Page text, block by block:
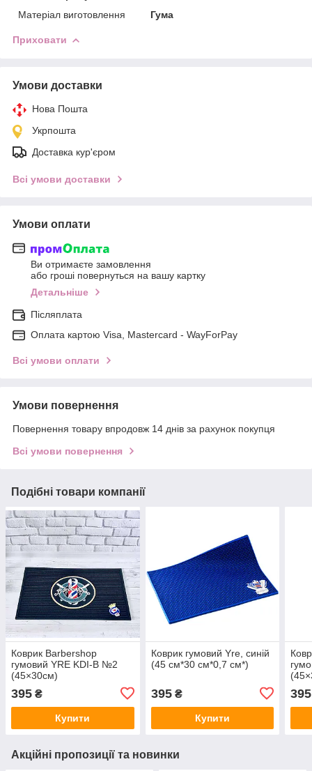
Матеріал виготовлення
Гума
Приховати
Умови доставки
Нова Пошта
Укрпошта
Доставка кур'єром
Всі умови доставки
Умови оплати
Ви отримаєте замовлення
або гроші повернуться на вашу картку
Детальніше
Післяплата
Оплата картою Visa, Mastercard - WayForPay
Всі умови оплати
Умови повернення
Повернення товару впродовж 14 днів за рахунок покупця
Всі умови повернення
Подібні товари компанії
Коврик Barbershop
гумовий YRE KDI-B №2
(45×30см)
395 ₴
Купити
Коврик гумовий Yre, синій
(45 см*30 см*0,7 см*)
395₴
Купити
395
Акційні пропозиції та новинки